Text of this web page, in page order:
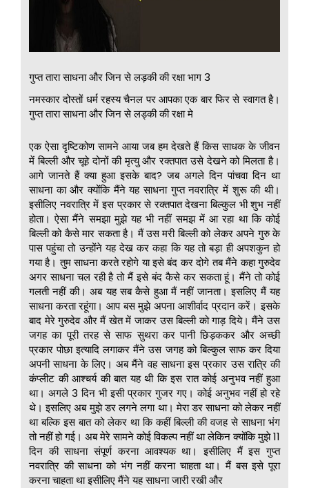
गुप्त तारा साधना और जिन से लड़की की रक्षा भाग 3
नमस्कार दोस्तों धर्म रहस्य चैनल पर आपका एक बार फिर से स्वागत है।
गुप्त तारा साधना और जिन से लड्की की रक्षा मे
एक ऐसा दृष्टिकोण सामने आया जब हम देखते हैं किस साधक के जीवन
में बिल्ली और चूहे दोनों की मृत्यु और रक्तपात उसे देखने को मिलता है।
आगे जानते हैं क्या हुआ इसके बाद? जब अगले दिन पांचवा दिन था
साधना का और क्योंकि मैंने यह साधना गुप्त नवरात्रि में शुरू की थी।
इसीलिए नवरात्रि में इस प्रकार से रक्तपात देखना बिल्कुल भी शुभ नहीं
होता। ऐसा मैंने समझा मुझे यह भी नहीं समझ में आ रहा था कि कोई
बिल्ली को कैसे मार सकता है। मैं उस मरी बिल्ली को लेकर अपने गुरु के
पास पहुंचा तो उन्होंने यह देख कर कहा कि यह तो बड़ा ही अपशकुन हो
गया है। तुम साधना करते रहोगे या इसे बंद कर दोगे तब मैंने कहा गुरुदेव
अगर साधना चल रही है तो मैं इसे बंद कैसे कर सकता हूं। मैंने तो कोई
गलती नहीं की। अब यह सब कैसे हुआ मैं नहीं जानता। इसलिए मैं यह
साधना करता रहूंगा। आप बस मुझे अपना आशीर्वाद प्रदान करें। इसके
बाद मेरे गुरुदेव और मैं खेत में जाकर उस बिल्ली को गाड़ दिये। मैंने उस
जगह का पूरी तरह से साफ सुथरा कर पानी छिड़ककर और अच्छी
प्रकार पोछा इत्यादि लगाकर मैंने उस जगह को बिल्कुल साफ कर दिया
अपनी साधना के लिए। अब मैंने वह साधना इस प्रकार उस रात्रि की
कंप्लीट की आश्चर्य की बात यह थी कि इस रात कोई अनुभव नहीं हुआ
था। अगले 3 दिन भी इसी प्रकार गुजर गए। कोई अनुभव नहीं हो रहे
थे। इसलिए अब मुझे डर लगने लगा था। मेरा डर साधना को लेकर नहीं
था बल्कि इस बात को लेकर था कि कहीं बिल्ली की वजह से साधना भंग
तो नहीं हो गई। अब मेरे सामने कोई विकल्प नहीं था लेकिन क्योंकि मुझे 11
दिन की साधना संपूर्ण करना आवश्यक था। इसीलिए मैं इस गुप्त
नवरात्रि की साधना को भंग नहीं करना चाहता था। मैं बस इसे पूरा
करना चाहता था इसीलिए मैंने यह साधना जारी रखी और